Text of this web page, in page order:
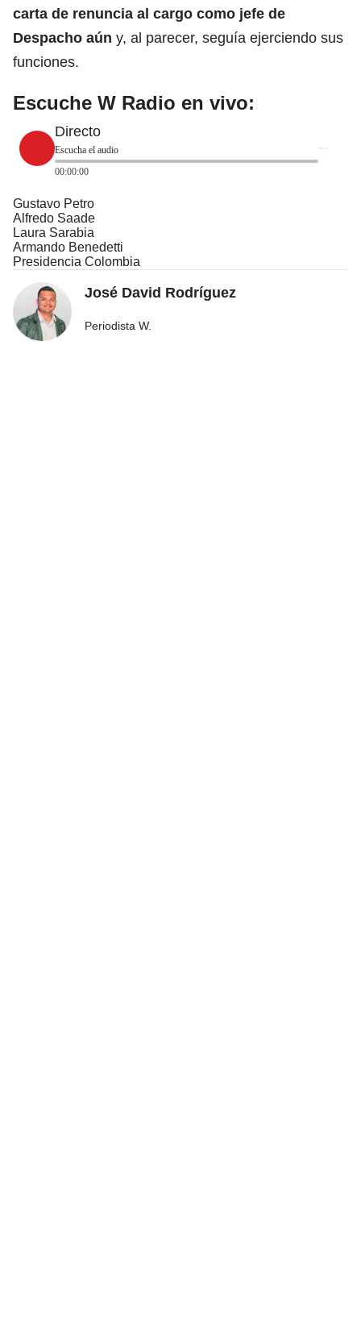
carta de renuncia al cargo como jefe de
Despacho aún y, al parecer, seguía ejerciendo sus
funciones.
Escuche W Radio en vivo:
Directo
Escucha el audio
00:00:00
Gustavo Petro
Alfredo Saade
Laura Sarabia
Armando Benedetti
Presidencia Colombia
José David Rodríguez
Periodista W.